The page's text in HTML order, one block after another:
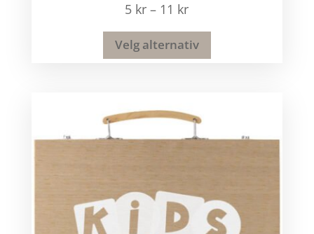
5 kr – 11 kr
Velg alternativ